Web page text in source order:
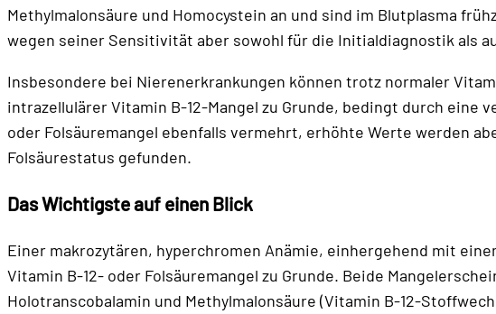
Methylmalonsäure und Homocystein an und sind im Blutplasma
wegen seiner Sensitivität aber sowohl für die Initialdiagnostik als
Insbesondere bei Nierenerkrankungen können trotz normaler
intrazellulärer Vitamin B-12-Mangel zu Grunde, bedingt durch
oder Folsäuremangel ebenfalls vermehrt, erhöhte Werte werden
Folsäurestatus gefunden.
Das Wichtigste auf einen Blick
Einer makrozytären, hyperchromen Anämie, einhergehend mit
Vitamin B-12- oder Folsäuremangel zu Grunde. Beide
Holotranscobalamin und Methylmalonsäure (Vitamin B-12-